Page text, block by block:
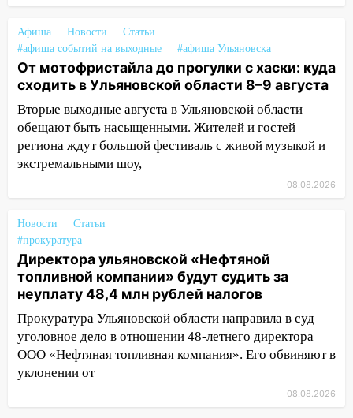
13:12
Дерево пробило крышу дома на
Новгородской в Ульяновске и рухнуло
на электрощит
13:10 В Заволжском районе дерево
упало во дворе
13:08 Ураган ударил по Ульяновску:
сорванные крыши, поваленные деревья,
затопленные улицы и остановившиеся
12:17
Ульяновск накрыл крупный град:
после ливня город снова уходит под
воду
12:12 Прокуратура взяла на контроль
ДТП с шестилетним ребёнком на улице
Федерации
12:01 Пьяная женщина сбила
шестилетнего ребёнка на улице
Федерации: возбуждено уголовное дело
Афиша Новости
Статьи
#афиша событий на выходные
#афиша Ульяновска
От мотофристайла до прогулки с хаски: куда
сходить в Ульяновской области 8–9 августа
Вторые выходные августа в Ульяновской области
обещают быть насыщенными. Жителей и гостей
региона ждут большой фестиваль с живой музыкой и
экстремальными шоу,
08.08.2026
Новости
Статьи
#прокуратура
Директора ульяновской «Нефтяной
топливной компании» будут судить за
неуплату 48,4 млн рублей налогов
Прокуратура Ульяновской области направила в суд
уголовное дело в отношении 48-летнего директора
ООО «Нефтяная топливная компания». Его обвиняют в
уклонении от
08.08.2026